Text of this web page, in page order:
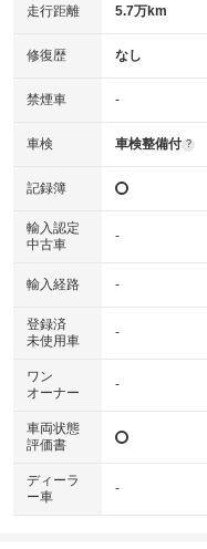
走行距離 5.7万km
修復歴 なし
禁煙車 -
車検 車検整備付 ?
記録簿
輸入認定
中古車
-
輸入経路 -
登録済
未使用車
-
ワン
オーナー
-
車両状態
評価書
ディーラ
ー車
-